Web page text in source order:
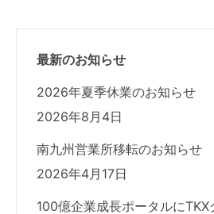
最新のお知らせ
2026年夏季休業のお知らせ
2026年8月4日
南九州営業所移転のお知らせ
2026年4月17日
100億企業成長ポータルにTKX